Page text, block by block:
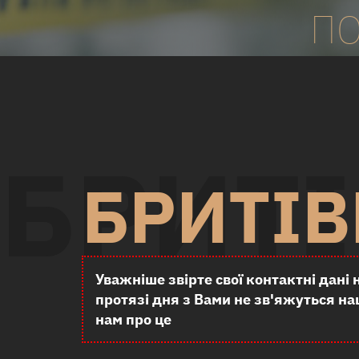
Уважніше звірте свої контактні
протязі дня з Вами не зв'яжуться
нам про це